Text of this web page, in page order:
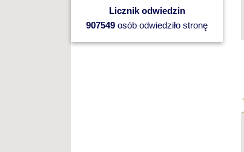
Licznik odwiedzin
907549 osób odwiedziło stronę